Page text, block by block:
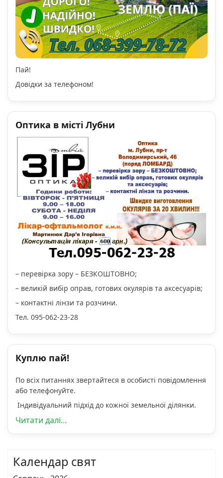
Пай!
Довідки за телефоном!
Оптика в місті Лубни
– перевірка зору – БЕЗКОШТОВНО;
– великій вибір оправ, готових окулярів та аксесуарів;
– контактні лінзи та розчини.
Тел. 095-062-23-28
Куплю пай!
По всіх питаннях звертайтеся в особисті повідомлення
або телефонуйте.
Індивідуальний підхід до кожної земельної ділянки.
Читати далі...
Календар свят